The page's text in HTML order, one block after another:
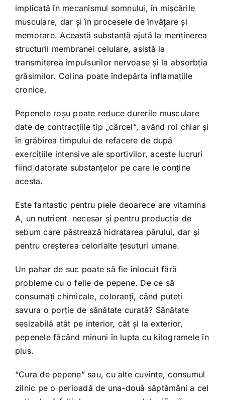
implicată în mecanismul somnului, în mișcările
musculare, dar și în procesele de învățare și
memorare. Această substanță ajută la menţinerea
structurii membranei celulare, asistă la
transmiterea impulsurilor nervoase şi la absorbţia
grăsimilor. Colina poate îndepărta inflamaţiile
cronice.
Pepenele roşu poate reduce durerile musculare
date de contracţiile tip „cârcel“, având rol chiar și
în grăbirea timpului de refacere de după
exercițiile intensive ale sportivilor, aceste lucruri
fiind datorate substanțelor pe care le conține
acesta.
Este fantastic pentru piele deoarece are vitamina
A, un nutrient necesar și pentru producţia de
sebum care păstrează hidratarea părului, dar și
pentru creșterea celorlalte țesuturi umane.
Un pahar de suc poate să fie înlocuit fără
probleme cu o felie de pepene. De ce să
consumați chimicale, coloranți, când puteți
savura o porție de sănătate curată? Sănătate
sesizabilă atât pe interior, cât și la exterior,
pepenele făcând minuni în lupta cu kilogramele în
plus.
“Cura de pepene” sau, cu alte cuvinte, consumul
zilnic pe o perioadă de una-două săptămâni a cel